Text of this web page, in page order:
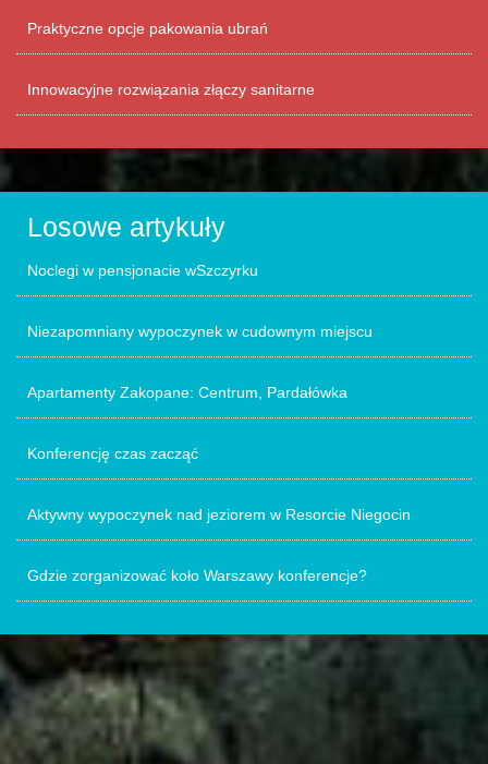
Praktyczne opcje pakowania ubrań
Innowacyjne rozwiązania złączy sanitarne
Losowe artykuły
Noclegi w pensjonacie wSzczyrku
Niezapomniany wypoczynek w cudownym miejscu
Apartamenty Zakopane: Centrum, Pardałówka
Konferencję czas zacząć
Aktywny wypoczynek nad jeziorem w Resorcie Niegocin
Gdzie zorganizować koło Warszawy konferencje?